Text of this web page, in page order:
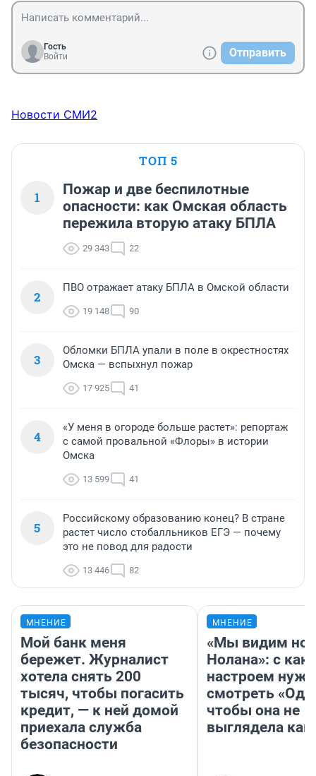
Гость
Войти
Отправить
Новости СМИ2
ТОП 5
1
Пожар и две беспилотные
опасности: как Омская область
пережила вторую атаку БПЛА
29 343 22
2
ПВО отражает атаку БПЛА в Омской области
19 148 90
3
Обломки БПЛА упали в поле в окрестностях
Омска — вспыхнул пожар
17 925 41
4
«У меня в огороде больше растет»: репортаж
с самой провальной «Флоры» в истории
Омска
13 599 41
5
Российскому образованию конец? В стране
растет число стобалльников ЕГЭ — почему
это не повод для радости
13 446 82
МНЕНИЕ
Мой банк меня
бережет. Журналист
хотела снять 200
тысяч, чтобы погасить
кредит, — к ней домой
приехала служба
безопасности
МНЕНИЕ
«Мы видим
Нолана»: с
настроем
смотреть
чтобы она не
выглядела как